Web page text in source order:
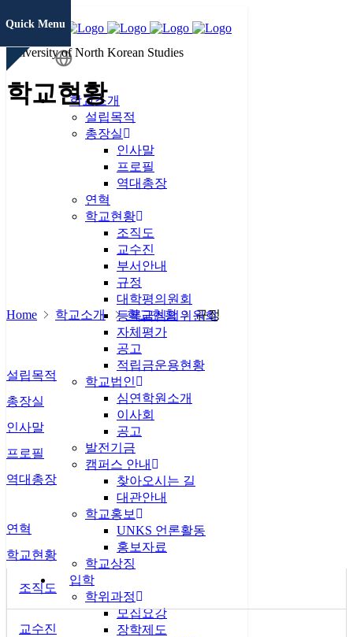
Quick Menu
학생정보
시스템
증명서발급
통일미래 최
고위과정
KCI논문
학교소개
설립목적
총장실
인사말
프로필
역대총장
연혁
학교현황
조직도
교수진
부서안내
규정
대학평의원회
등록금심의위원회
자체평가
공고
적립금운용현황
학교법인
심연학원소개
이사회
공고
발전기금
캠퍼스 안내
찾아오시는 길
대관안내
학교홍보
UNKS 언론활동
홍보자료
학교상징
입학
학위과정
모집요강
장학제도
University of North Korean Studies
학교현황
Home 학교소개 학교현황 규정
설립목적
총장실
인사말
프로필
역대총장
연혁
학교현황
조직도
교수진